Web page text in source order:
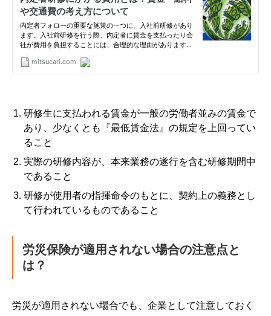
研修生に支払われる賃金が一般の労働者並みの賃金で
あり、少なくとも『最低賃金法』の規定を上回ってい
ること
実際の研修内容が、本来業務の遂行を含む研修期間中
であること
研修が使用者の指揮命令のもとに、契約上の義務とし
て行われているものであること
労災保険が適用されない場合の注意点と
は？
労災が適用されない場合でも、企業として注意しておく